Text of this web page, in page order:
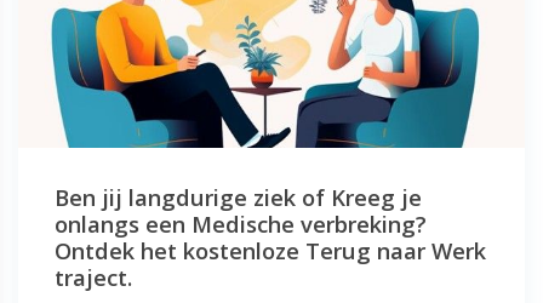
Ben jij langdurige ziek of Kreeg je
onlangs een Medische verbreking?
Ontdek het kostenloze Terug naar Werk
traject.